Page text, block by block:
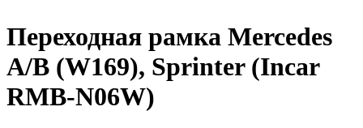
Переходная рамка Mercedes
A/B (W169), Sprinter (Incar
RMB-N06W)